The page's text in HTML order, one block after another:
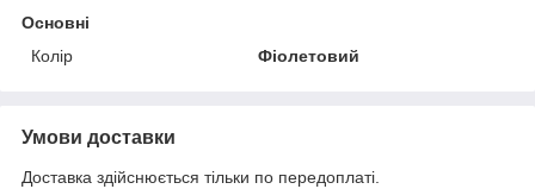
Основні
Колір
Фіолетовий
Умови доставки
Доставка здійснюється тільки по передоплаті.